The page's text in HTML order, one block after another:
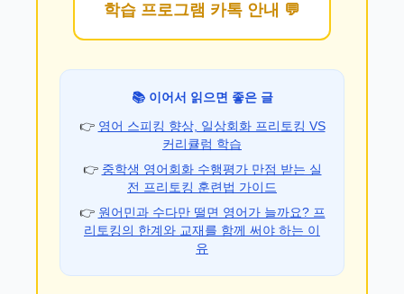
학습 프로그램 카톡 안내 💬
📚 이어서 읽으면 좋은 글
👉 영어 스피킹 향상, 일상회화 프리토킹 VS
커리큘럼 학습
👉 중학생 영어회화 수행평가 만점 받는 실
전 프리토킹 훈련법 가이드
👉 원어민과 수다만 떨면 영어가 늘까요? 프
리토킹의 한계와 교재를 함께 써야 하는 이
유